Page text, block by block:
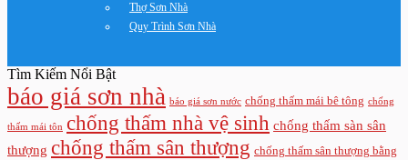
Thợ Sơn Nhà
Quy Trình Sơn Nhà
Tìm Kiếm Nổi Bật
báo giá sơn nhà báo giá sơn nước chống thấm mái bê tông chống
thấm mái tôn chống thấm nhà vệ sinh chống thấm sàn sân
thượng chống thấm sân thượng chống thấm sân thượng bằng